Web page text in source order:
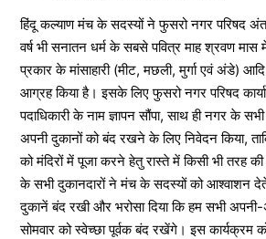
हिंदू कल्याण मंच के सदस्यों ने फुसरो नगर परिषद
वर्ष भी सनातन धर्म के सबसे पवित्र माह श्रवण मास
प्रकार के मांसाहारी (मीट, मछली, मुर्गा एवं अंडे)
आग्रह किया है। इसके लिए फुसरो नगर परिषद
पदाधिकारी के नाम ज्ञापन सौंपा, साथ ही नगर के
अपनी दुकानों को बंद रखने के लिए निवेदन किया,
को मंदिरों में पूजा करने हेतु रास्ते में किसी भी तरह
के सभी दुकानदारों ने मंच के सदस्यों को आश्वाशन
दुकानें बंद रखी और भरोसा दिया कि हम सभी
सोमवार को स्वेच्छा पूर्वक बंद रखेंगे। इस कार्यक्रम